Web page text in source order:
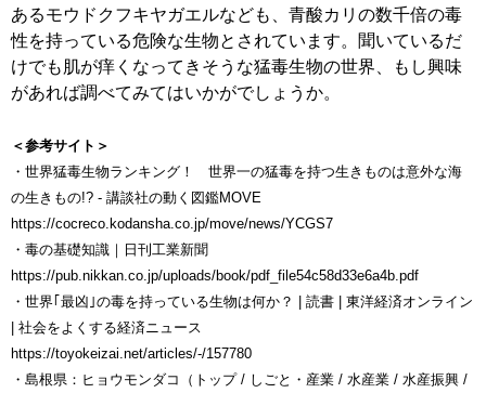
あるモウドクフキヤガエルなども、青酸カリの数千倍の毒
性を持っている危険な生物とされています。聞いているだ
けでも肌が痒くなってきそうな猛毒生物の世界、もし興味
があれば調べてみてはいかがでしょうか。
＜参考サイト＞
・世界猛毒生物ランキング！ 世界一の猛毒を持つ生きものは意外な海
の生きもの!? - 講談社の動く図鑑MOVE
https://cocreco.kodansha.co.jp/move/news/YCGS7
・毒の基礎知識｜日刊工業新聞
https://pub.nikkan.co.jp/uploads/book/pdf_file54c58d33e6a4b.pdf
・世界｢最凶｣の毒を持っている生物は何か？ | 読書 | 東洋経済オンライン
| 社会をよくする経済ニュース
https://toyokeizai.net/articles/-/157780
・島根県：ヒョウモンダコ（トップ / しごと・産業 / 水産業 / 水産振興 /